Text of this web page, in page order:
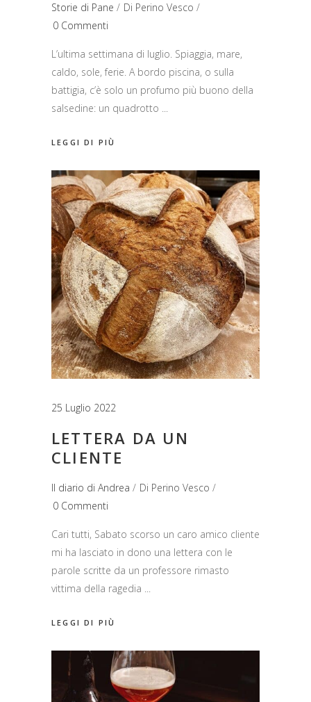
Storie di Pane Di Perino Vesco
0 Commenti
L’ultima settimana di luglio. Spiaggia, mare,
caldo, sole, ferie. A bordo piscina, o sulla
battigia, c’è solo un profumo più buono della
salsedine: un quadrotto
LEGGI DI PIÙ
25 Luglio 2022
LETTERA DA UN
CLIENTE
Il diario di Andrea Di Perino Vesco
0 Commenti
Cari tutti, Sabato scorso un caro amico cliente
mi ha lasciato in dono una lettera con le
parole scritte da un professore rimasto
vittima della ragedia
LEGGI DI PIÙ